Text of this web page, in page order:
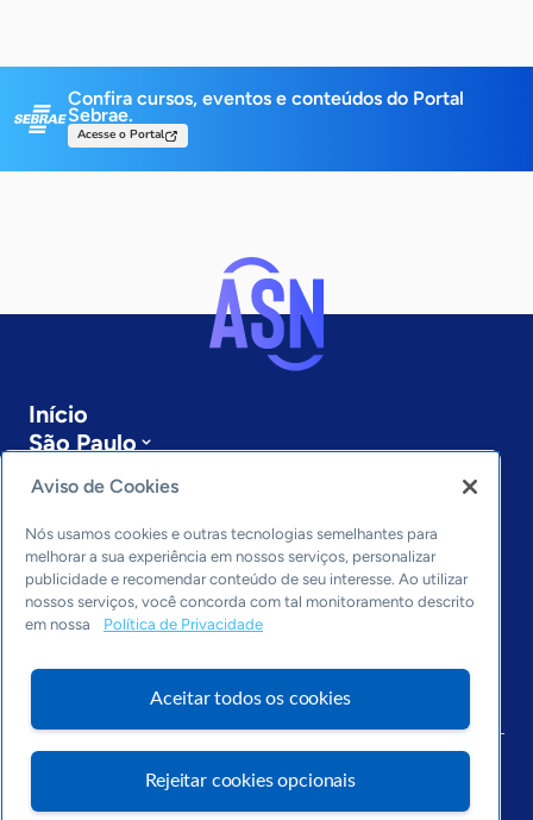
Confira cursos, eventos e conteúdos do Portal
Sebrae.
Acesse o Portal
Início
São Paulo
Sobre a ASN
Últimas notícias
Entre em contato
Editorias
Economia & Política
Inovação & Tecnologia
Cultura empreendedora
Arquivo
Aviso de Cookies
Nós usamos cookies e outras tecnologias semelhantes para
melhorar a sua experiência em nossos serviços, personalizar
publicidade e recomendar conteúdo de seu interesse. Ao utilizar
nossos serviços, você concorda com tal monitoramento descrito
em nossa
Política de Privacidade
Aceitar todos os cookies
Rejeitar cookies opcionais